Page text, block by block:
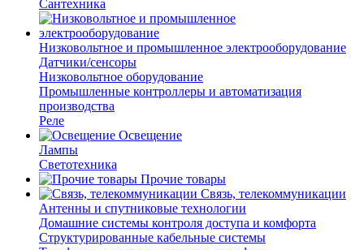
Сантехника
Низковольтное и промышленное электрооборудование
Датчики/сенсоры
Низковольтное оборудование
Промышленные контроллеры и автоматизация
производства
Реле
Освещение
Лампы
Светотехника
Прочие товары
Связь, телекоммуникации
Антенны и спутниковые технологии
Домашние системы контроля доступа и комфорта
Структурированные кабельные системы